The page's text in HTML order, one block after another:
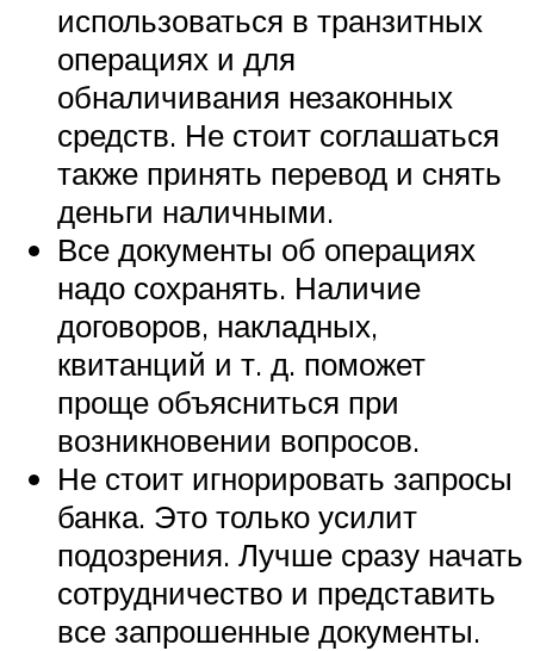
использоваться в транзитных
операциях и для
обналичивания незаконных
средств. Не стоит соглашаться
также принять перевод и снять
деньги наличными.
Все документы об операциях
надо сохранять. Наличие
договоров, накладных,
квитанций и т. д. поможет
проще объясниться при
возникновении вопросов.
Не стоит игнорировать запросы
банка. Это только усилит
подозрения. Лучше сразу начать
сотрудничество и представить
все запрошенные документы.